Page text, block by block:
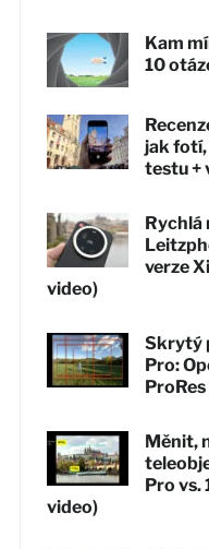
Kam
10
jak fotí,
testu +
Rychlá
verze
video)
Skrytý
Pro:
Měnit,
Pro vs.
video)